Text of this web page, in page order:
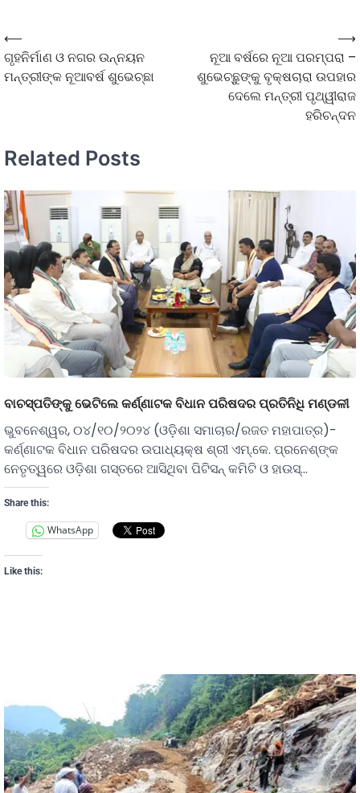
⟵
ଗୃହନିର୍ମାଣ ଓ ନଗର ଉନ୍ନୟନ
ମନ୍ତ୍ରୀଙ୍କ ନୂଆବର୍ଷ ଶୁଭେଚ୍ଛା
ନୂଆ ବର୍ଷରେ ନୂଆ ପରମ୍ପରା –
ଶୁଭେଚ୍ଛୁଙ୍କୁ ବୃକ୍ଷଚାରା ଉପହାର
ଦେଲେ ମନ୍ତ୍ରୀ ପୃଥ୍ୱୀରାଜ
ହରିଚନ୍ଦନ
⟶
Related Posts
ବାଚସ୍ପତିଙ୍କୁ ଭେଟିଲେ କର୍ଣ୍ଣାଟକ ବିଧାନ ପରିଷଦର ପ୍ରତିନିଧି ମଣ୍ଡଳୀ
ଭୁବନେଶ୍ୱର, ୦୪/୧୦/୨୦୨୪ (ଓଡ଼ିଶା ସମାଚାର/ରଜତ ମହାପାତ୍ର)-
କର୍ଣ୍ଣାଟକ ବିଧାନ ପରିଷଦର ଉପାଧ୍ୟକ୍ଷ ଶ୍ରୀ ଏମ୍‌.କେ. ପ୍ରନେଶ୍‌ଙ୍କ
ନେତୃତ୍ୱରେ ଓଡ଼ିଶା ଗସ୍ତରେ ଆସିଥିବା ପିଟିସନ୍‌ କମିଟି ଓ ହାଉସ୍‌…
Share this:
WhatsApp
Like this: